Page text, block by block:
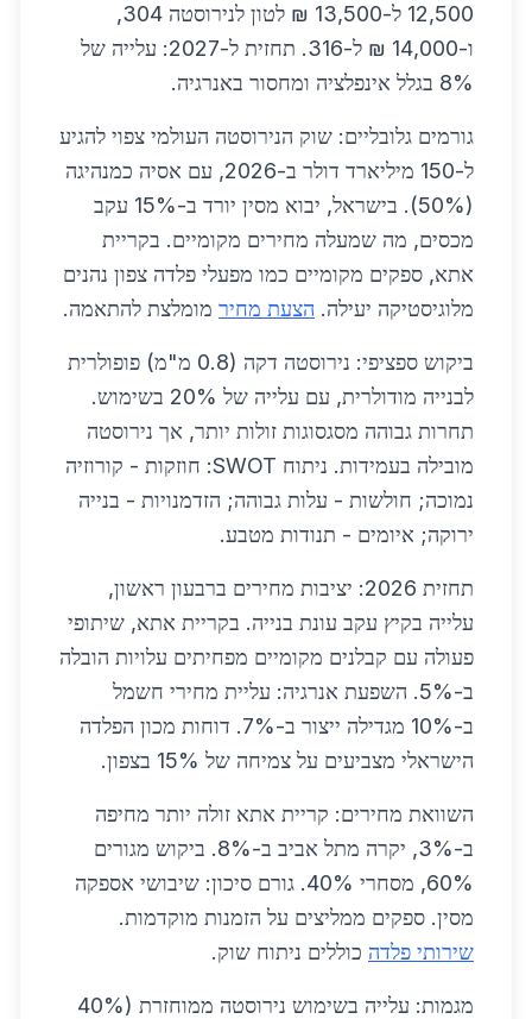
12,500 ל-13,500 ₪ לטון לנירוסטה 304,
ו-14,000 ₪ ל-316. תחזית ל-2027: עלייה של
8% בגלל אינפלציה ומחסור באנרגיה.
גורמים גלובליים: שוק הנירוסטה העולמי צפוי להגיע
ל-150 מיליארד דולר ב-2026, עם אסיה כמנהיגה
(50%). בישראל, יבוא מסין יורד ב-15% עקב
מכסים, מה שמעלה מחירים מקומיים. בקריית
אתא, ספקים מקומיים כמו מפעלי פלדה צפון נהנים
מלוגיסטיקה יעילה. הצעת מחיר מומלצת להתאמה.
ביקוש ספציפי: נירוסטה דקה (0.8 מ"מ) פופולרית
לבנייה מודולרית, עם עלייה של 20% בשימוש.
תחרות גבוהה מסגסוגות זולות יותר, אך נירוסטה
מובילה בעמידות. ניתוח SWOT: חוזקות - קורוזיה
נמוכה; חולשות - עלות גבוהה; הזדמנויות - בנייה
ירוקה; איומים - תנודות מטבע.
תחזית 2026: יציבות מחירים ברבעון ראשון,
עלייה בקיץ עקב עונת בנייה. בקריית אתא, שיתופי
פעולה עם קבלנים מקומיים מפחיתים עלויות הובלה
ב-5%. השפעת אנרגיה: עליית מחירי חשמל
ב-10% מגדילה ייצור ב-7%. דוחות מכון הפלדה
הישראלי מצביעים על צמיחה של 15% בצפון.
השוואת מחירים: קריית אתא זולה יותר מחיפה
ב-3%, יקרה מתל אביב ב-8%. ביקוש מגורים
60%, מסחרי 40%. גורם סיכון: שיבושי אספקה
מסין. ספקים ממליצים על הזמנות מוקדמות.
שירותי פלדה כוללים ניתוח שוק.
מגמות: עלייה בשימוש נירוסטה ממוחזרת (40%